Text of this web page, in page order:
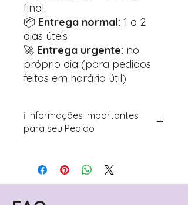
final.
📦 Entrega normal: 1 a 2
dias úteis
🚀 Entrega urgente: no
próprio dia (para pedidos
feitos em horário útil)
ℹ️ Informações Importantes
para seu Pedido
Avance para a página de checkout
(próximo passo após o carrinho)
Encontre o campo de "Notas do
Pedido"